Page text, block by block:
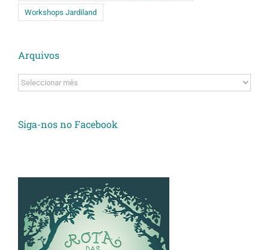
Workshops Jardiland
Arquivos
Arquivos
Siga-nos no Facebook